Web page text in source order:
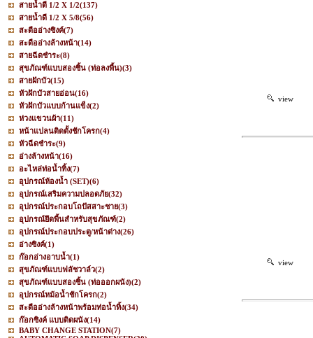
สายน้ำดี 1/2 X 1/2(137)
สายน้ำดี 1/2 X 5/8(56)
สะดืออ่างซิงค์(7)
สะดืออ่างล้างหน้า(14)
สายฉีดชำระ(8)
สุขภัณฑ์แบบสองชิ้น (ท่อลงพื้น)(3)
สายฝักบัว(15)
หัวฝักบัวสายอ่อน(16)
หัวฝักบัวแบบก้านแข็ง(2)
ห่วงแขวนผ้า(11)
หน้าแปลนติดตั้งชักโครก(4)
หัวฉีดชำระ(9)
อ่างล้างหน้า(16)
อะไหล่ท่อน้ำทิ้ง(7)
อุปกรณ์ห้องน้ำ (SET)(6)
อุปกรณ์เสริมความปลอดภัย(32)
อุปกรณ์ประกอบโถปัสสาะชาย(3)
อุปกรณ์ยึดพื้นสำหรับสุขภัณฑ์(2)
อุปกรณ์ประกอบประตู/หน้าต่าง(26)
อ่างซิงค์(1)
ก๊อกอ่างอาบน้ำ(1)
สุขภัณฑ์แบบฟลัชวาล์ว(2)
สุขภัณฑ์แบบสองชิ้น (ท่อออกผนัง)(2)
อุปกรณ์หม้อน้ำชักโครก(2)
สะดืออ่างล้างหน้าพร้อมท่อน้ำทิ้ง(34)
ก๊อกซิงค์ แบบติดผนัง(14)
BABY CHANGE STATION(7)
view
view